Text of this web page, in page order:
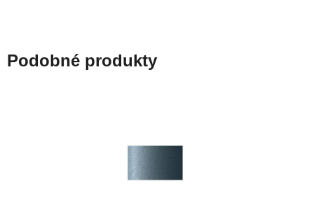
Podobné produkty